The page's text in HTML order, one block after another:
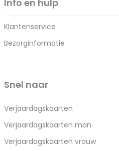
Info en hulp
Klantenservice
Bezorginformatie
Snel naar
Verjaardagskaarten
Verjaardagskaarten man
Verjaardagskaarten vrouw